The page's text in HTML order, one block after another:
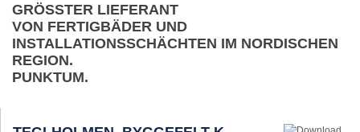
GRÖSSTER LIEFERANT
VON FERTIGBÄDER UND
INSTALLATIONSSCHÄCHTEN IM NORDISCHEN
REGION.
PUNKTUM.